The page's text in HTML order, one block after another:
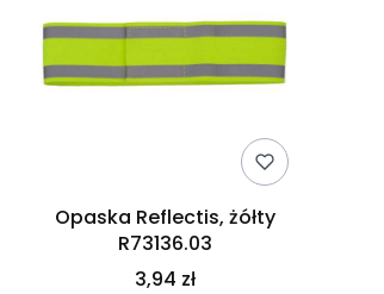
Opaska Reflectis, żółty
R73136.03
3,94 zł